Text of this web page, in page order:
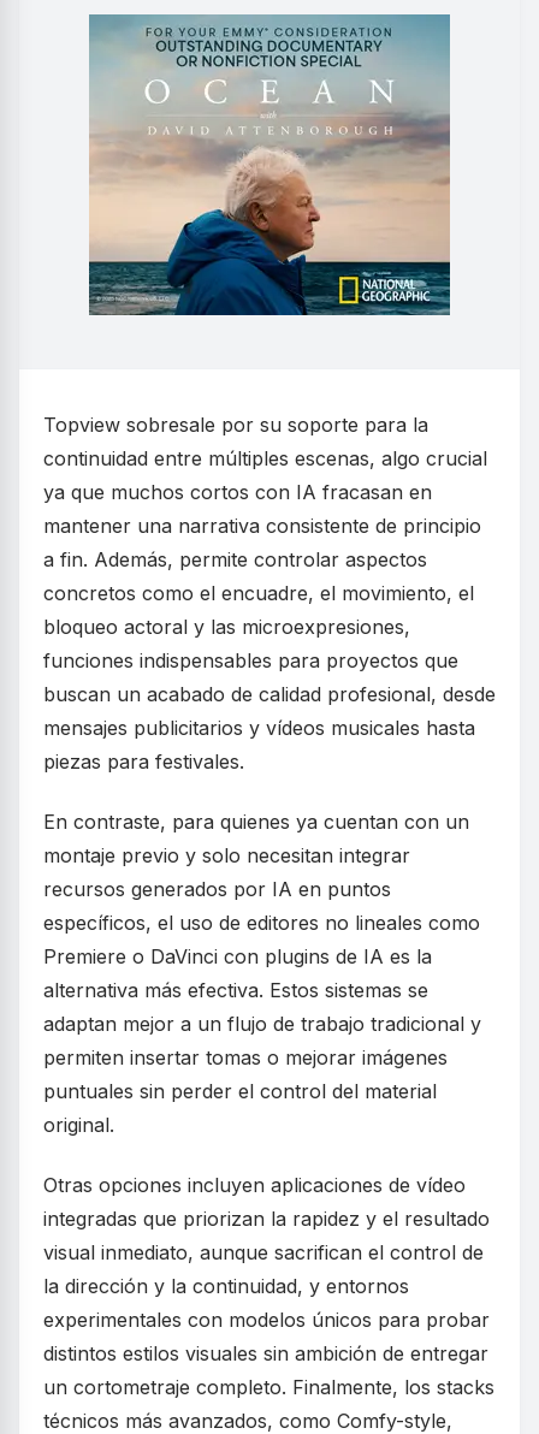
Topview sobresale por su soporte para la
continuidad entre múltiples escenas, algo crucial
ya que muchos cortos con IA fracasan en
mantener una narrativa consistente de principio
a fin. Además, permite controlar aspectos
concretos como el encuadre, el movimiento, el
bloqueo actoral y las microexpresiones,
funciones indispensables para proyectos que
buscan un acabado de calidad profesional, desde
mensajes publicitarios y vídeos musicales hasta
piezas para festivales.
En contraste, para quienes ya cuentan con un
montaje previo y solo necesitan integrar
recursos generados por IA en puntos
específicos, el uso de editores no lineales como
Premiere o DaVinci con plugins de IA es la
alternativa más efectiva. Estos sistemas se
adaptan mejor a un flujo de trabajo tradicional y
permiten insertar tomas o mejorar imágenes
puntuales sin perder el control del material
original.
Otras opciones incluyen aplicaciones de vídeo
integradas que priorizan la rapidez y el resultado
visual inmediato, aunque sacrifican el control de
la dirección y la continuidad, y entornos
experimentales con modelos únicos para probar
distintos estilos visuales sin ambición de entregar
un cortometraje completo. Finalmente, los stacks
técnicos más avanzados, como Comfy-style,